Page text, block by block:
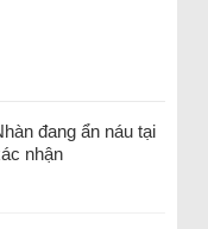
đang ẩn náu tại
nhận